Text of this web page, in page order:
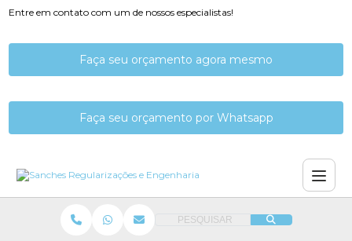
Entre em contato com um de nossos especialistas!
Faça seu orçamento agora mesmo
Faça seu orçamento por Whatsapp
PESQUISAR